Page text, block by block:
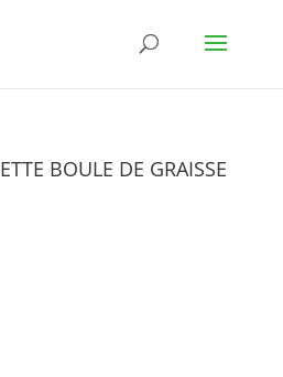
BOULE DE GRAISSE